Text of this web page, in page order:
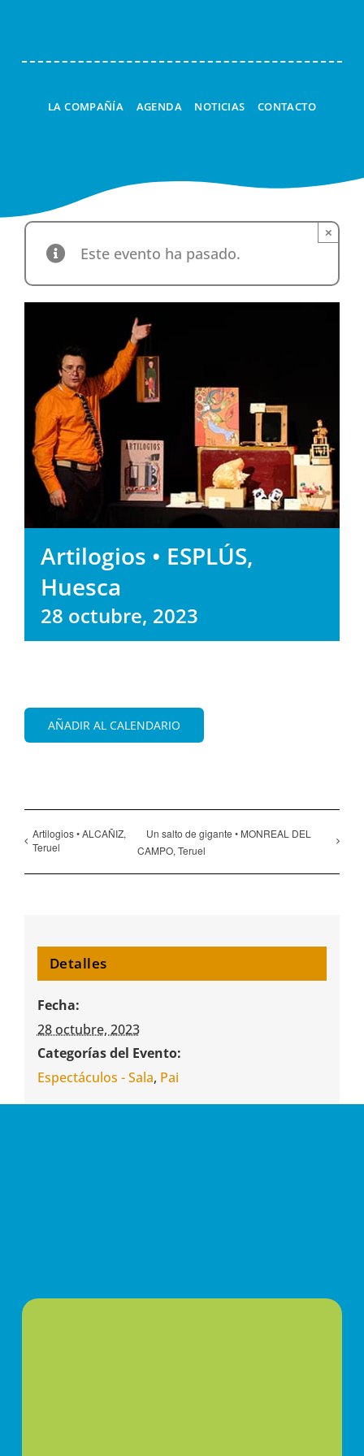
LA COMPAÑÍA AGENDA NOTICIAS CONTACTO
Este evento ha pasado.
×
Artilogios • ESPLÚS,
Huesca
28 octubre, 2023
AÑADIR AL CALENDARIO
Artilogios • ALCAÑIZ,
Teruel
Un salto de gigante • MONREAL DEL
CAMPO, Teruel
Detalles
Fecha:
28 octubre, 2023
Categorías del Evento:
Espectáculos - Sala, Pai